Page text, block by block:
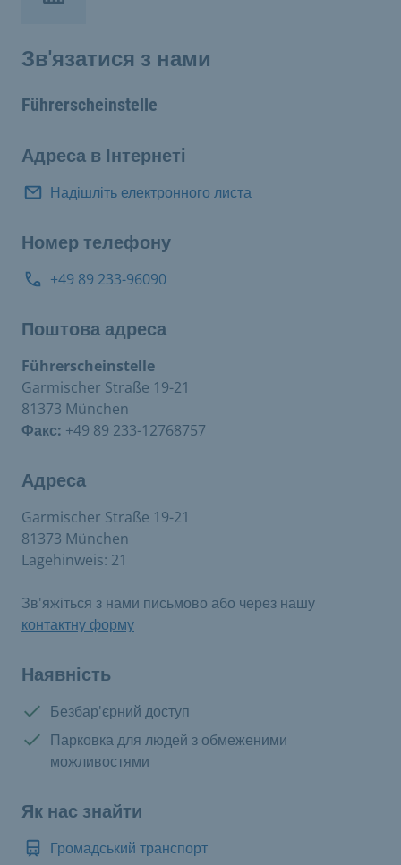
Зв'язатися з нами
Führerscheinstelle
Адреса в Інтернеті
Надішліть електронного листа
Номер телефону
+49 89 233-96090
Поштова адреса
Führerscheinstelle
Garmischer Straße 19-21
81373 München
Факс: +49 89 233-12768757
Адреса
Garmischer Straße 19-21
81373 München
Lagehinweis: 21
Зв'яжіться з нами письмово або через нашу
контактну форму
Наявність
Є в наявності:
Безбар'єрний доступ
Є в наявності:
Парковка для людей з обмеженими
можливостями
Як нас знайти
Громадський транспорт